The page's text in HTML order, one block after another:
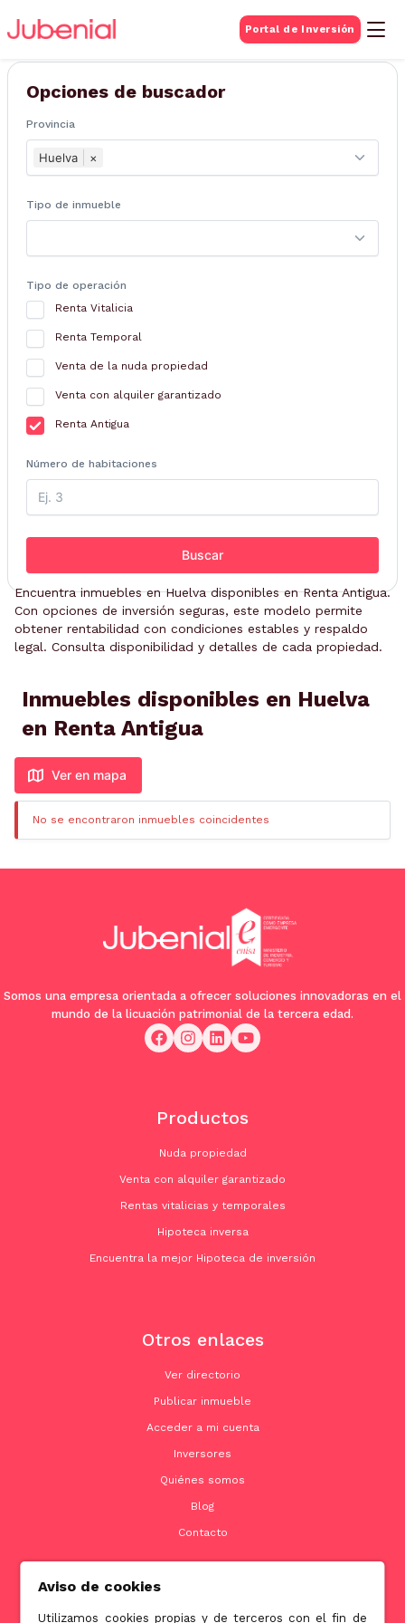
Portal de Inversión
BUSQUEDA DE
Inmuebles
Opciones de buscador
Provincia
Huelva ×
Tipo de inmueble
Tipo de operación
Renta Vitalicia
Renta Temporal
Venta de la nuda propiedad
Venta con alquiler garantizado
Renta Antigua
Número de habitaciones
Buscar
Encuentra inmuebles en Huelva disponibles en Renta Antigua.
Con opciones de inversión seguras, este modelo permite
obtener rentabilidad con condiciones estables y respaldo
legal. Consulta disponibilidad y detalles de cada propiedad.
Inmuebles disponibles en Huelva
en Renta Antigua
Ver en mapa
No se encontraron inmuebles coincidentes
Somos una empresa orientada a ofrecer soluciones innovadoras en el
mundo de la licuación patrimonial de la tercera edad.
Productos
Nuda propiedad
Venta con alquiler garantizado
Rentas vitalicias y temporales
Hipoteca inversa
Encuentra la mejor Hipoteca de inversión
Otros enlaces
Ver directorio
Publicar inmueble
Acceder a mi cuenta
Inversores
Quiénes somos
Blog
Contacto
Contacto
Aviso de cookies
Utilizamos cookies propias y de terceros con el fin de